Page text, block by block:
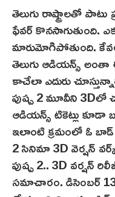
తెలుగు రాష్ట్రాలతో పాటు
ఫేవర్ కొనసాగుతుంది.
మారుమోగిపోతుంది.
తెలుగు ఆడియన్స్
కాచేలా ఎదురు
పుష్ప 2 మూవీని
ఆడియన్స్ టికెట్లు కూడా
ఇలాంటి క్రమంలో ఓ బాడ్
2 సినిమా 3D వెర్షన్
పుష్ప 2.. 3D వర్షన్‌
సమాచారం. డిసెంబర్